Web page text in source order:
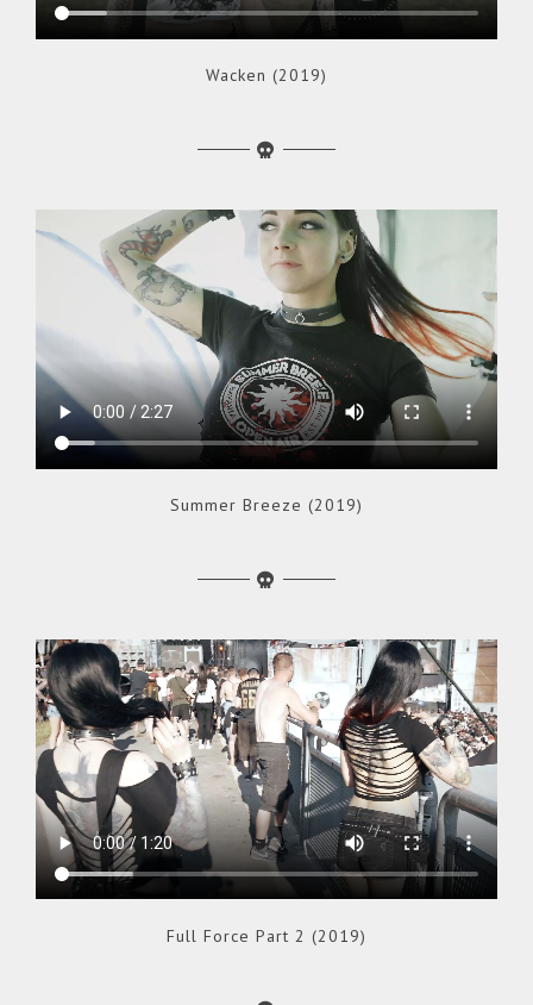
Wacken (2019)
Summer Breeze (2019)
Full Force Part 2 (2019)